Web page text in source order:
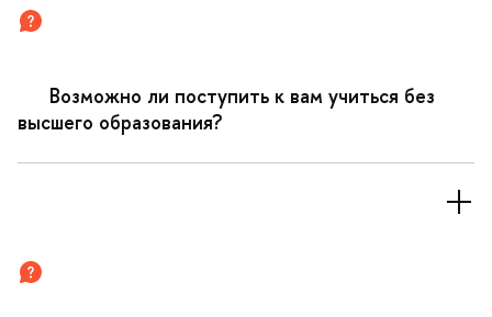
озможно ли поступить к вам учиться без
ысшего образования?